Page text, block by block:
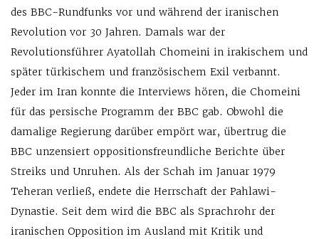
des BBC-Rundfunks vor und während der iranischen
Revolution vor 30 Jahren. Damals war der
Revolutionsführer Ayatollah Chomeini in irakischem und
später türkischem und französischem Exil verbannt.
Jeder im Iran konnte die Interviews hören, die Chomeini
für das persische Programm der BBC gab. Obwohl die
damalige Regierung darüber empört war, übertrug die
BBC unzensiert oppositionsfreundliche Berichte über
Streiks und Unruhen. Als der Schah im Januar 1979
Teheran verließ, endete die Herrschaft der Pahlawi-
Dynastie. Seit dem wird die BBC als Sprachrohr der
iranischen Opposition im Ausland mit Kritik und